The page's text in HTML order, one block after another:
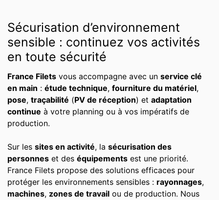
Sécurisation d’environnement
sensible : continuez vos activités
en toute sécurité
France Filets vous accompagne avec un service clé
en main : étude technique, fourniture du matériel,
pose, traçabilité (PV de réception) et adaptation
continue à votre planning ou à vos impératifs de
production.
Sur les sites en activité, la sécurisation des
personnes et des équipements est une priorité.
France Filets propose des solutions efficaces pour
protéger les environnements sensibles : rayonnages,
machines, zones de travail ou de production. Nous